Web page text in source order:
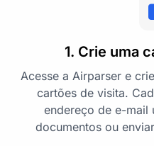
1. Crie uma
Acesse a Airparser e
cartões de visita.
endereço de e-mail
documentos ou